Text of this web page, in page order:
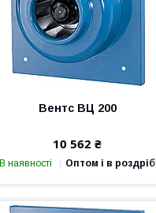
Вентс ВЦ 200
10 562 ₴
В наявності Оптом і в роздріб